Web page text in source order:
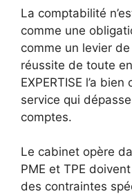
La comptabilité
comme une
comme un levier
réussite de toute
EXPERTISE l’a
service qui
comptes.
Le cabinet opère
PME et TPE
des contraintes